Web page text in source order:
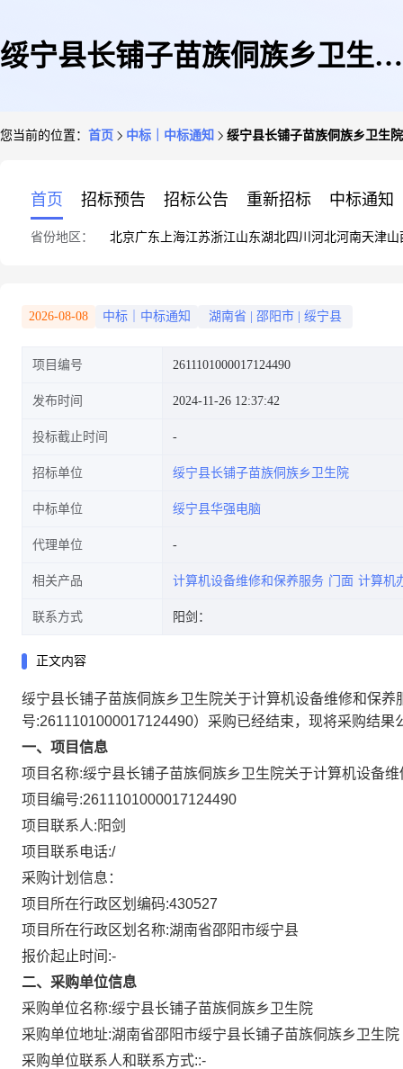
绥宁县长铺子苗族侗族乡卫生院
您当前的位置： 首页 中标｜中标通知 绥宁县长铺子苗族侗族乡卫生
首页 招标预告 招标公告 重新招标 中标通知
省份地区： 北京广东 上海江苏浙江山东湖北四川 河北河南天津山
2026-08-08 中标｜中标通知 湖南省 邵阳市 绥宁县
项目编号 2611101000017124490
发布时间 2024-11-26 12:37:42
投标截止时间
招标单位 绥宁县长铺子苗族侗族乡卫生院
中标单位 绥宁县华强电脑
代理单位
相关产品 计算机设备维修和保养服务 门面 计算机
联系方式 阳剑：
正文内容
绥宁县长铺子苗族侗族乡卫生院关于计算机设备维修和保养
号:2611101000017124490）采购已经结束，现将采购结果
一、项目信息
项目名称:绥宁县长铺子苗族侗族乡卫生院关于计算机设备
项目编号:2611101000017124490
项目联系人: 阳剑
项目联系电话:/
采购计划信息：
项目所在行政区划编码:430527
项目所在行政区划名称:湖南省邵阳市绥宁县
报价起止时间:-
二、采购单位信息
采购单位名称:绥宁县长铺子苗族侗族乡卫生院
采购单位地址:湖南省邵阳市绥宁县长铺子苗族侗族乡卫生院
采购单位联系人和联系方式::-